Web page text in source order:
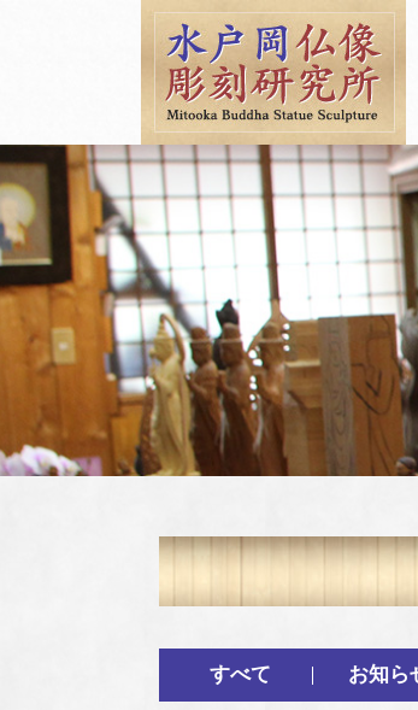
水戸岡仏像彫刻研
すべて お知ら